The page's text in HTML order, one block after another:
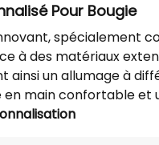
Pour Bougie
spécialement
à des matériaux
un allumage à
main confortable et